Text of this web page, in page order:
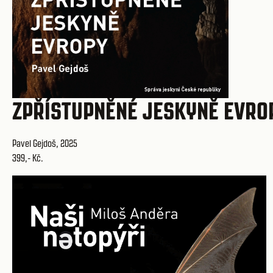
ZPŘÍSTUPNĚNÉ JESKYNĚ
Pavel Gejdoš, 2025
399,- Kč.